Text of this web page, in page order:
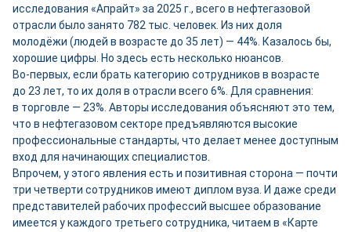
исследования «Апрайт» за 2025 г., всего в нефтегазовой
отрасли было занято 782 тыс. человек. Из них доля
молодёжи (людей в возрасте до 35 лет) — 44%. Казалось бы,
хорошие цифры. Но здесь есть несколько нюансов.
Во-первых, если брать категорию сотрудников в возрасте
до 23 лет, то их доля в отрасли всего 6%. Для сравнения:
в торговле — 23%. Авторы исследования объясняют это тем,
что в нефтегазовом секторе предъявляются высокие
профессиональные стандарты, что делает менее доступным
вход для начинающих специалистов.
Впрочем, у этого явления есть и позитивная сторона — почти
три четверти сотрудников имеют диплом вуза. И даже среди
представителей рабочих профессий высшее образование
имеется у каждого третьего сотрудника, читаем в «Карте